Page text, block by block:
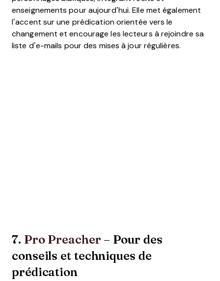
enseignements pour aujourd’hui. Elle met également
l’accent sur une prédication orientée vers le
changement et encourage les lecteurs à rejoindre sa
liste d’e-mails pour des mises à jour régulières.
7. Pro Preacher – Pour des
conseils et techniques de
prédication